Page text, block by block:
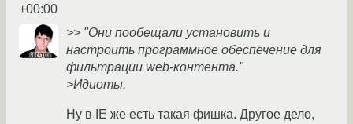
+00:00
>> "Они пообещали установить и
настроить программное обеспечение для
фильтрации web-контента."
>Идиоты.
Ну в IE же есть такая фишка. Другое дело,